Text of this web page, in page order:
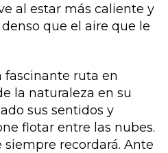
al estar más caliente y
que el aire que le
fascinante ruta en
la naturaleza en su
sus sentidos y
flotar entre las nubes.
recordará. Ante